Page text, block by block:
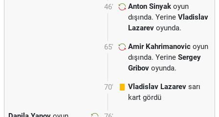
46' Anton Sinyak oyun
dışında. Yerine Vladislav
Lazarev oyunda.
65' Amir Kahrimanovic oyun
dışında. Yerine Sergey
Gribov oyunda.
70' Vladislav Lazarev sarı
kart gördü